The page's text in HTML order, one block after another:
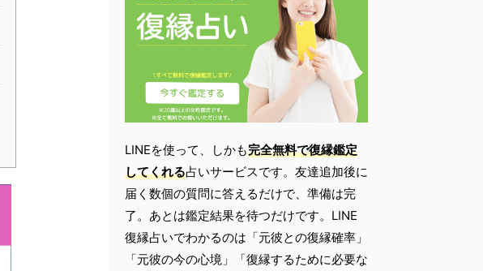
LINEを使って、しかも完全無料で復縁鑑定
してくれる占いサービスです。友達追加後に
届く数個の質問に答えるだけで、準備は完
了。あとは鑑定結果を待つだけです。LINE
復縁占いでわかるのは「元彼との復縁確率」
「元彼の今の心境」「復縁するために必要な